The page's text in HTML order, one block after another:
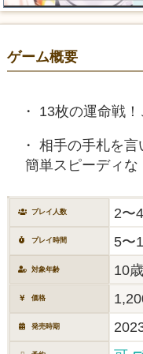
ゲーム概要
13枚の運命戦
相手の手札を言
簡単スピーディな
プレイ人数 2〜
プレイ時間 5〜
対象年齢 10
価格
発売時期